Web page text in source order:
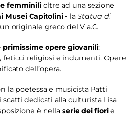
femminili oltre ad una sezione
Musei Capitolini - la Statua di
originale greco del V a.C.
primissime opere giovanili:
feticci religiosi e indumenti. Opere
dell’opera.
la poetessa e musicista Patti
dedicati alla culturista Lisa
è nella serie dei fiori e